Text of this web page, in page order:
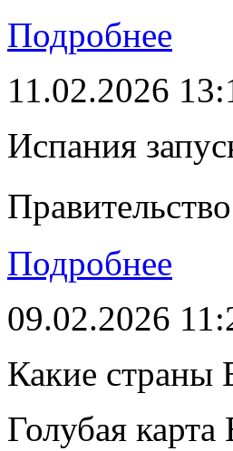
Подробнее
11.02.2026
Испания
Подробнее
09.02.2026
Какие страны
Голубая